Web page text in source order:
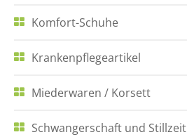
Komfort-Schuhe
Krankenpflegeartikel
Miederwaren / Korsett
Schwangerschaft und Stillzeit